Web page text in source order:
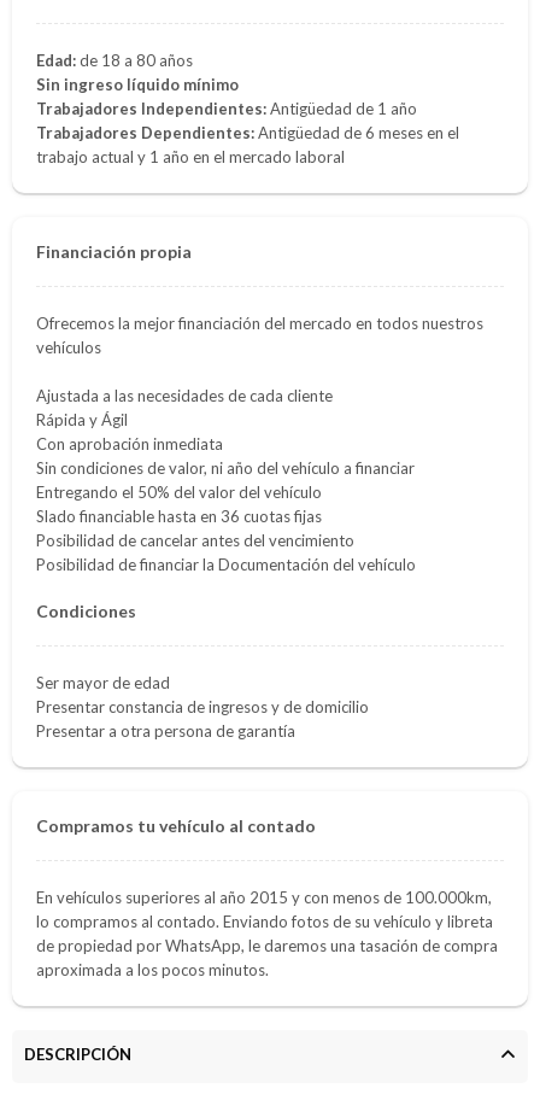
Edad:de 18 a 80 años
Sin ingreso líquido mínimo
Trabajadores Independientes:Antigüedad de 1 año
Trabajadores Dependientes:Antigüedad de 6 meses en el
trabajo actual y 1 año en el mercado laboral
Financiación propia
Ofrecemos la mejor financiación del mercado en todos nuestros
vehículos
Ajustada a las necesidades de cada cliente
Rápida y Ágil
Con aprobación inmediata
Sin condiciones de valor, ni año del vehículo a financiar
Entregando el 50% del valor del vehículo
Slado financiable hasta en 36 cuotas fijas
Posibilidad de cancelar antes del vencimiento
Posibilidad de financiar la Documentación del vehículo
Condiciones
Ser mayor de edad
Presentar constancia de ingresos y de domicilio
Presentar a otra persona de garantía
Compramos tu vehículo al contado
En vehículos superiores al año 2015 y con menos de 100.000km,
lo compramos al contado. Enviando fotos de su vehículo y libreta
de propiedad por WhatsApp, le daremos una tasación de compra
aproximada a los pocos minutos.
DESCRIPCIÓN